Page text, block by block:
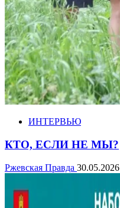
ИНТЕРВЬЮ
КТО, ЕСЛИ НЕ МЫ?
Ржевская Правда 30.05.2026